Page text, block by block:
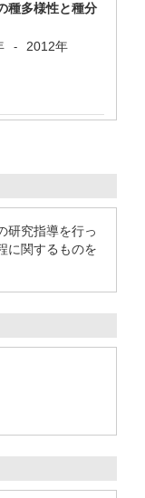
種多様性と種分
-
2012年
研究指導を行っ
に関するものを